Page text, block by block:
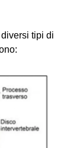
tipi di